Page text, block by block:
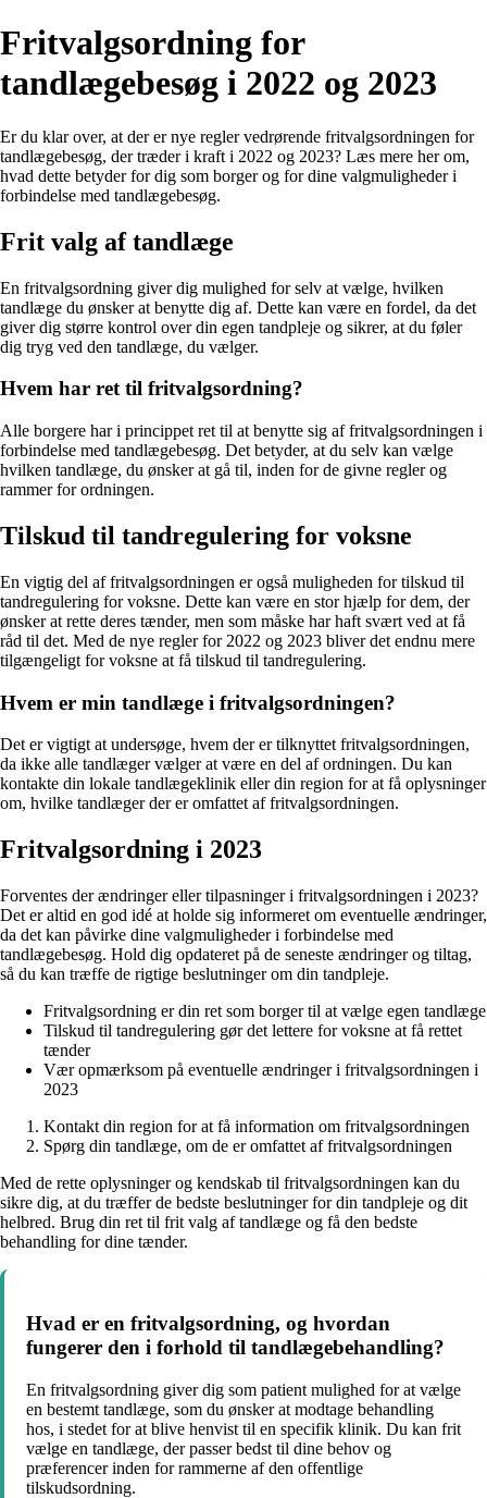
Fritvalgsordning for
tandlægebesøg i 2022 og 2023
Er du klar over, at der er nye regler vedrørende fritvalgsordningen for
tandlægebesøg, der træder i kraft i 2022 og 2023? Læs mere her om,
hvad dette betyder for dig som borger og for dine valgmuligheder i
forbindelse med tandlægebesøg.
Frit valg af tandlæge
En fritvalgsordning giver dig mulighed for selv at vælge, hvilken
tandlæge du ønsker at benytte dig af. Dette kan være en fordel, da det
giver dig større kontrol over din egen tandpleje og sikrer, at du føler
dig tryg ved den tandlæge, du vælger.
Hvem har ret til fritvalgsordning?
Alle borgere har i princippet ret til at benytte sig af fritvalgsordningen i
forbindelse med tandlægebesøg. Det betyder, at du selv kan vælge
hvilken tandlæge, du ønsker at gå til, inden for de givne regler og
rammer for ordningen.
Tilskud til tandregulering for voksne
En vigtig del af fritvalgsordningen er også muligheden for tilskud til
tandregulering for voksne. Dette kan være en stor hjælp for dem, der
ønsker at rette deres tænder, men som måske har haft svært ved at få
råd til det. Med de nye regler for 2022 og 2023 bliver det endnu mere
tilgængeligt for voksne at få tilskud til tandregulering.
Hvem er min tandlæge i fritvalgsordningen?
Det er vigtigt at undersøge, hvem der er tilknyttet fritvalgsordningen,
da ikke alle tandlæger vælger at være en del af ordningen. Du kan
kontakte din lokale tandlægeklinik eller din region for at få oplysninger
om, hvilke tandlæger der er omfattet af fritvalgsordningen.
Fritvalgsordning i 2023
Forventes der ændringer eller tilpasninger i fritvalgsordningen i 2023?
Det er altid en god idé at holde sig informeret om eventuelle ændringer,
da det kan påvirke dine valgmuligheder i forbindelse med
tandlægebesøg. Hold dig opdateret på de seneste ændringer og tiltag,
så du kan træffe de rigtige beslutninger om din tandpleje.
Fritvalgsordning er din ret som borger til at vælge egen tandlæge
Tilskud til tandregulering gør det lettere for voksne at få rettet
tænder
Vær opmærksom på eventuelle ændringer i fritvalgsordningen i
2023
Kontakt din region for at få information om fritvalgsordningen
Spørg din tandlæge, om de er omfattet af fritvalgsordningen
Med de rette oplysninger og kendskab til fritvalgsordningen kan du
sikre dig, at du træffer de bedste beslutninger for din tandpleje og dit
helbred. Brug din ret til frit valg af tandlæge og få den bedste
behandling for dine tænder.
Hvad er en fritvalgsordning, og hvordan
fungerer den i forhold til tandlægebehandling?
En fritvalgsordning giver dig som patient mulighed for at vælge
en bestemt tandlæge, som du ønsker at modtage behandling
hos, i stedet for at blive henvist til en specifik klinik. Du kan frit
vælge en tandlæge, der passer bedst til dine behov og
præferencer inden for rammerne af den offentlige
tilskudsordning.